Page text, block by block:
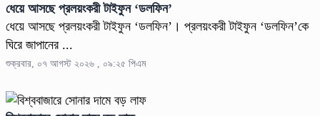
ধেয়ে আসছে প্রলয়ংকরী টাইফুন ‌‘ডলফিন’
ধেয়ে আসছে প্রলয়ংকরী টাইফুন ‌‘ডলফিন’। প্রলয়ংকরী টাইফুন ‘ডলফিন’কে
ঘিরে জাপানের ...
শুক্রবার, ০৭ আগস্ট ২০২৬ , ০৯:২৫ পিএম